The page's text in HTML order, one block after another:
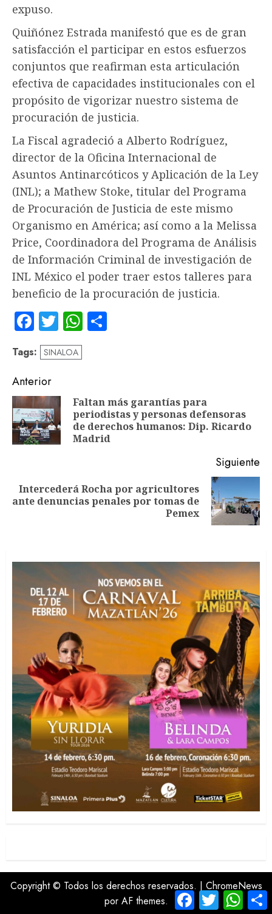
expuso.
Quiñónez Estrada manifestó que es de gran
satisfacción el participar en estos esfuerzos
conjuntos que reafirman esta articulación
efectiva de capacidades institucionales con el
propósito de vigorizar nuestro sistema de
procuración de justicia.
La Fiscal agradeció a Alberto Rodríguez,
director de la Oficina Internacional de
Asuntos Antinarcóticos y Aplicación de la Ley
(INL); a Mathew Stoke, titular del Programa
de Procuración de Justicia de este mismo
Organismo en América; así como a la Melissa
Price, Coordinadora del Programa de Análisis
de Información Criminal de investigación de
INL México el poder traer estos talleres para
beneficio de la procuración de justicia.
Facebook
TwitterWhatsApp
Tags: SINALOA
Navegación
de
entradas
Anterior
Faltan más garantías para
periodistas y personas defensoras
de derechos humanos: Dip. Ricardo
Madrid
Siguiente
Siguiente
Intercederá Rocha por agricultores
ante denuncias penales por tomas de
Pemex
Copyright © Todos los derechos reservados. | ChromeNews
por AF themes.
Facebook
Twitter